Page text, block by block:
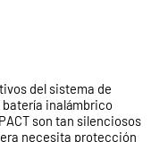
del sistema de
batería inalámbrico
son tan silenciosos
necesita protección